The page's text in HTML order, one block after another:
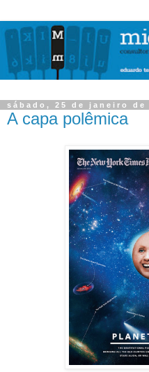
sábado, 25 de janeiro de
A capa polêmica